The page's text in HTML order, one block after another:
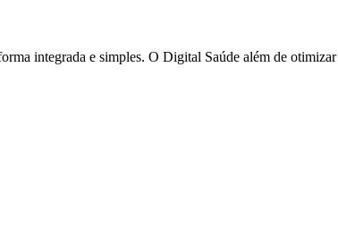
integrada e simples. O Digital Saúde além de